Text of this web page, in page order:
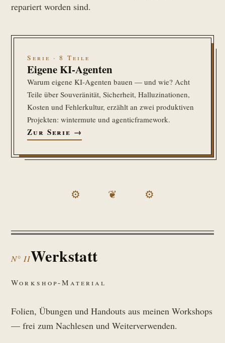
repariert worden sind.
Serie · 8 Teile
Eigene KI-Agenten
Warum eigene KI-Agenten bauen — und wie? Acht
Teile über Souveränität, Sicherheit, Halluzinationen,
Kosten und Fehlerkultur, erzählt an zwei produktiven
Projekten: wintermute und agenticframework.
Zur Serie →
⚙ ❦ ⚙
N° IIWerkstatt
Workshop-Material
Folien, Übungen und Handouts aus meinen Workshops
— frei zum Nachlesen und Weiterverwenden.